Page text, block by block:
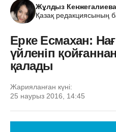
Жұлдыз
Қазақ редакциясының
Ерке Есмахан:
үйленіп
қалады
Жарияланған күні:
25 наурыз 2016, 14:45